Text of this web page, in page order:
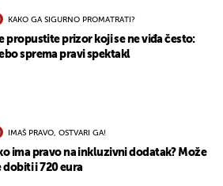
KAKO GA SIGURNO PROMATRATI?
propustite prizor koji se ne viđa često:
sprema pravi spektakl
IMAŠ PRAVO, OSTVARI GA!
ima pravo na inkluzivni dodatak? Može
dobiti i 720 eura
NOTIFIKACIJE